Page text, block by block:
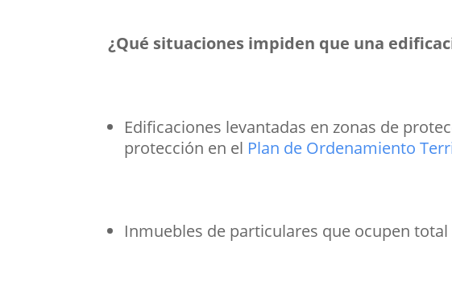
¿Qué situaciones impiden que una
Edificaciones levantadas en zonas de
protección en el Plan de Ordenamiento
Inmuebles de particulares que ocupen